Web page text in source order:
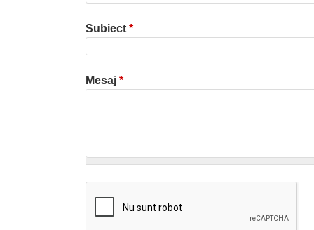
Subiect *
Mesaj *